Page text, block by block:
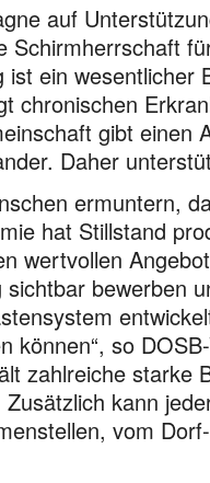
auf
Schirmherrschaft
ist ein
chronischen
gibt einen
Daher
ermuntern,
hat Stillstand
wertvollen
bewerben
können“, so
zahlreiche starke
kann
vom